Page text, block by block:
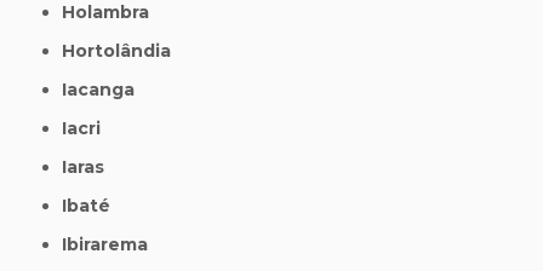
Holambra
Hortolândia
Iacanga
Iacri
Iaras
Ibaté
Ibirarema